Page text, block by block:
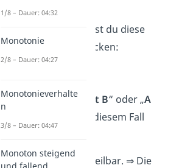
Mathematisch würdest du diese
Beziehung so ausdrücken:
Das heißt „Aus A folgt B“ oder „A
“, was in diesem Fall
Eine Zahl ist durch 6 teilbar. ⇒ Die
1/8 – Dauer: 04:32
Monotonie
2/8 – Dauer: 04:27
Monotonieverhalte
n
3/8 – Dauer: 04:47
Monoton steigend